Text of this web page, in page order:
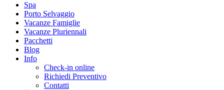
Spa
Porto Selvaggio
Vacanze Famiglie
Vacanze Pluriennali
Pacchetti
Blog
Info
Check-in online
Richiedi Preventivo
Contatti